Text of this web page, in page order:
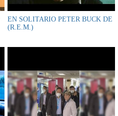
EN SOLITARIO PETER BUCK DE
(R.E.M.)